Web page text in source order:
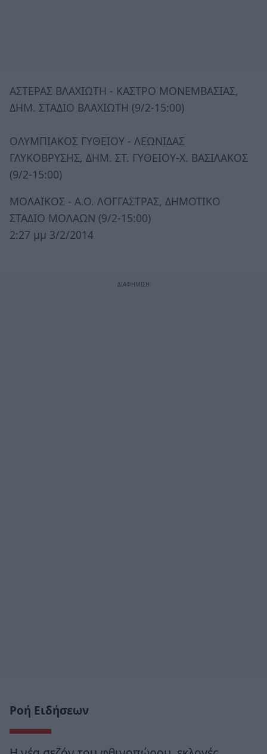
ΑΣΤΕΡΑΣ ΒΛΑΧΙΩΤΗ - ΚΑΣΤΡΟ ΜΟΝΕΜΒΑΣΙΑΣ,
ΔΗΜ. ΣΤΑΔΙΟ ΒΛΑΧΙΩΤΗ (9/2-15:00)
ΟΛΥΜΠΙΑΚΟΣ ΓΥΘΕΙΟΥ - ΛΕΩΝΙΔΑΣ
ΓΛΥΚΟΒΡΥΣΗΣ, ΔΗΜ. ΣΤ. ΓΥΘΕΙΟΥ-Χ. ΒΑΣΙΛΑΚΟΣ
(9/2-15:00)
ΜΟΛΑΪΚΟΣ - Α.Ο. ΛΟΓΓΑΣΤΡΑΣ, ΔΗΜΟΤΙΚΟ
ΣΤΑΔΙΟ ΜΟΛΑΩΝ (9/2-15:00)
2:27 μμ 3/2/2014
Ροή Ειδήσεων